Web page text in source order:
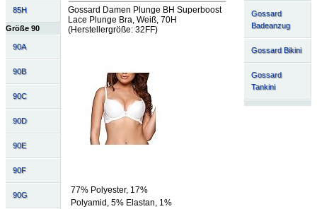
85H
Größe 90
90A
90B
90C
90D
90E
90F
90G
Gossard
Badeanzug
Gossard Bikini
Gossard
Tankini
Gossard Damen Plunge BH Superboost
Lace Plunge Bra, Weiß, 70H
(Herstellergröße: 32FF)
77% Polyester, 17%
Polyamid, 5% Elastan, 1%